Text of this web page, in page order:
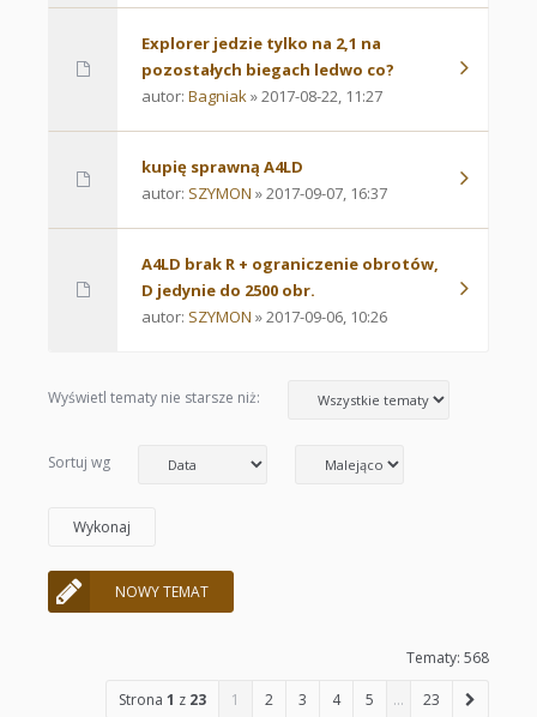
Explorer jedzie tylko na 2,1 na
pozostałych biegach ledwo co?
autor: Bagniak» 2017-08-22, 11:27
kupię sprawną A4LD
autor: SZYMON » 2017-09-07, 16:37
A4LD brak R + ograniczenie obrotów,
D jedynie do 2500 obr.
autor: SZYMON » 2017-09-06, 10:26
Wyświetl tematy nie starsze niż:
Sortuj wg
NOWY TEMAT
Tematy: 568
Strona 1 z 23 1 2 3 4 5 … 23